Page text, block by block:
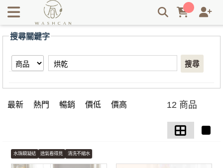
【烘乾】搜尋結果 | Washcan瓦士肯
搜尋關鍵字
搜尋
最新 熱門 暢銷 價低 價高 12 商品
水珠瞬凝結 透氣看得見 清洗不縮水